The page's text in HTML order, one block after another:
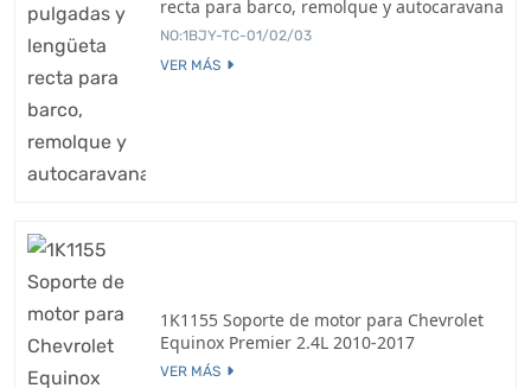
recta para barco, remolque y autocaravana
NO:1BJY-TC-01/02/03
VER MÁS
1K1155 Soporte de motor para Chevrolet
Equinox Premier 2.4L 2010-2017
VER MÁS